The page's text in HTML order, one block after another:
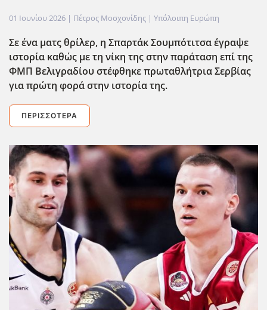
01 Ιουνίου 2026 | Πέτρος Μοσχονίδης | Υπόλοιπη Ευρώπη
Σε ένα ματς θρίλερ, η Σπαρτάκ Σουμπότιτσα έγραψε
ιστορία καθώς με τη νίκη της στην παράταση επί της
ΦΜΠ Βελιγραδίου στέφθηκε πρωταθλήτρια Σερβίας
για πρώτη φορά στην ιστορία της.
ΠΕΡΙΣΣΌΤΕΡΑ